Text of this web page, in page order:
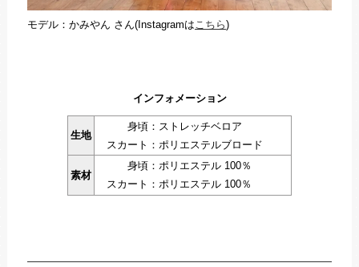
モデル：かみやん さん(Instagramは こちら)
インフォメーション
生地
身頃：ストレッチベロア
スカート：ポリエステルブロード
素材
身頃：ポリエステル 100％
スカート：ポリエステル 100％